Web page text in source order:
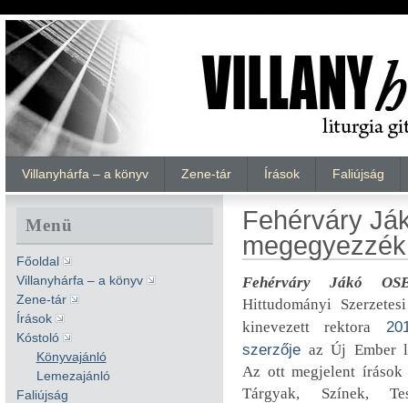
Villanyhárfa – a könyv Zene-tár Írások Faliújság
Menü
Főoldal
Villanyhárfa – a könyv
Zene-tár
Írások
Kóstoló
Könyvajánló
Lemezajánló
Faliújság
Fehérváry
Fehérváry Jákó
Hittudományi
kinevezett rektora
szerzője az Új Ember
Az ott megjelent írások
Tárgyak, Színek,